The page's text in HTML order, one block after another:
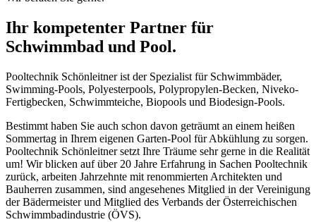
Ihr kompetenter Partner für
Schwimmbad und Pool.
Pooltechnik Schönleitner ist der Spezialist für Schwimmbäder,
Swimming-Pools, Polyesterpools, Polypropylen-Becken, Niveko-
Fertigbecken, Schwimmteiche, Biopools und Biodesign-Pools.
Bestimmt haben Sie auch schon davon geträumt an einem heißen
Sommertag in Ihrem eigenen Garten-Pool für Abkühlung zu sorgen.
Pooltechnik Schönleitner setzt Ihre Träume sehr gerne in die Realität
um! Wir blicken auf über 20 Jahre Erfahrung in Sachen Pooltechnik
zurück, arbeiten Jahrzehnte mit renommierten Architekten und
Bauherren zusammen, sind angesehenes Mitglied in der Vereinigung
der Bädermeister und Mitglied des Verbands der Österreichischen
Schwimmbadindustrie (ÖVS).